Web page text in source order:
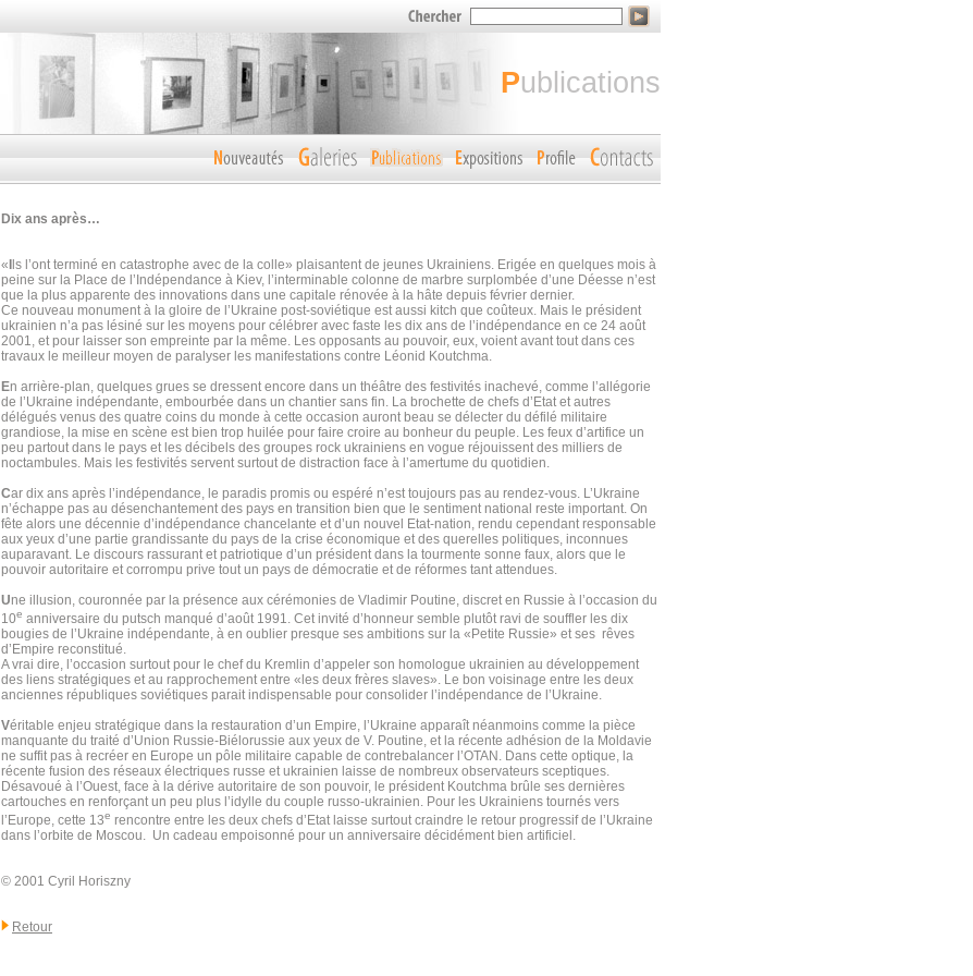
publications
Dix ans après…
« ls l’ont terminé en catastrophe avec de la colle» plaisantent de jeunes Ukrainiens. Erigée en quelques mois à
peine sur la Place de l’Indépendance à Kiev, l’interminable colonne de marbre surplombée d’une Déesse n’est
que la plus apparente des innovations dans une capitale rénovée à la hâte depuis février dernier.
Ce nouveau monument à la gloire de l’Ukraine post-soviétique est aussi kitch que coûteux. Mais le président
ukrainien n’a pas lésiné sur les moyens pour célébrer avec faste les dix ans de l’indépendance en ce 24 août
2001, et pour laisser son empreinte par la même. Les opposants au pouvoir, eux, voient avant tout dans ces
travaux le meilleur moyen de paralyser les manifestations contre Léonid Koutchma.
En arrière-plan, quelques grues se dressent encore dans un théâtre des festivités inachevé, comme l’allégorie
de l’Ukraine indépendante, embourbée dans un chantier sans fin. La brochette de chefs d’Etat et autres
délégués venus des quatre coins du monde à cette occasion auront beau se délecter du défilé militaire
grandiose, la mise en scène est bien trop huilée pour faire croire au bonheur du peuple. Les feux d’artifice un
peu partout dans le pays et les décibels des groupes rock ukrainiens en vogue réjouissent des milliers de
noctambules. Mais les festivités servent surtout de distraction face à l’amertume du quotidien.
Car dix ans après l’indépendance, le paradis promis ou espéré n’est toujours pas au rendez-vous. L’Ukraine
n’échappe pas au désenchantement des pays en transition bien que le sentiment national reste important. On
fête alors une décennie d’indépendance chancelante et d’un nouvel Etat-nation, rendu cependant responsable
aux yeux d’une partie grandissante du pays de la crise économique et des querelles politiques, inconnues
auparavant. Le discours rassurant et patriotique d’un président dans la tourmente sonne faux, alors que le
pouvoir autoritaire et corrompu prive tout un pays de démocratie et de réformes tant attendues.
Une illusion, couronnée par la présence aux cérémonies de Vladimir Poutine, discret en Russie à l’occasion du
10e anniversaire du putsch manqué d’août 1991. Cet invité d’honneur semble plutôt ravi de souffler les dix
bougies de l’Ukraine indépendante, à en oublier presque ses ambitions sur la «Petite Russie» et ses rêves
d’Empire reconstitué.
A vrai dire, l’occasion surtout pour le chef du Kremlin d’appeler son homologue ukrainien au développement
des liens stratégiques et au rapprochement entre «les deux frères slaves». Le bon voisinage entre les deux
anciennes républiques soviétiques parait indispensable pour consolider l’indépendance de l’Ukraine.
Véritable enjeu stratégique dans la restauration d’un Empire, l’Ukraine apparaît néanmoins comme la pièce
manquante du traité d’Union Russie-Biélorussie aux yeux de V. Poutine, et la récente adhésion de la Moldavie
ne suffit pas à recréer en Europe un pôle militaire capable de contrebalancer l’OTAN. Dans cette optique, la
récente fusion des réseaux électriques russe et ukrainien laisse de nombreux observateurs sceptiques.
Désavoué à l’Ouest, face à la dérive autoritaire de son pouvoir, le président Koutchma brûle ses dernières
cartouches en renforçant un peu plus l’idylle du couple russo-ukrainien. Pour les Ukrainiens tournés vers
l’Europe, cette 13e rencontre entre les deux chefs d’Etat laisse surtout craindre le retour progressif de l’Ukraine
dans l’orbite de Moscou. Un cadeau empoisonné pour un anniversaire décidément bien artificiel.
© 2001 Cyril Horiszny
Retour